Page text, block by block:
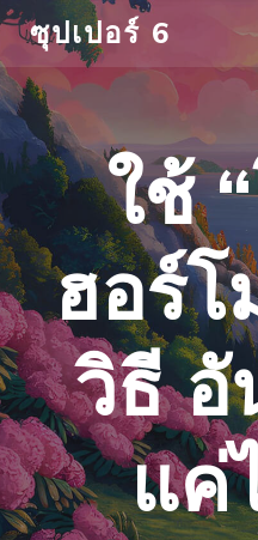
ซุปเปอร์ 6
ใช้
ฮอร์
วิธี อั
แค่